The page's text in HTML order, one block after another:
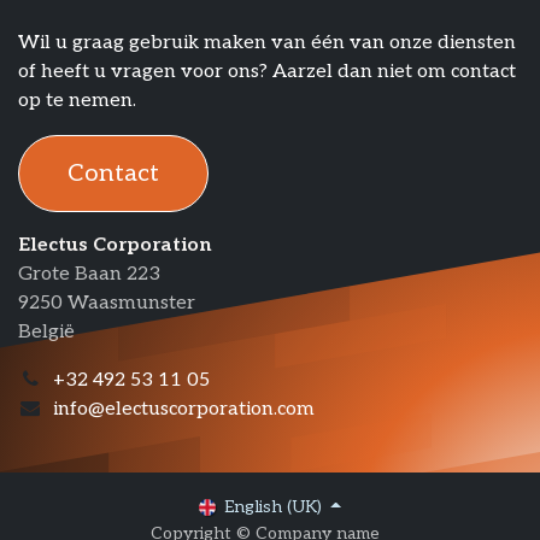
Wil u graag gebruik maken van één van onze diensten
of heeft u vragen voor ons? Aarzel dan niet om contact
op te nemen.
Contact​​​​​​
Electus Corporation
Grote Baan 223
9250 Waasmunster
België
+32 492 53 11 05
info@electuscorporation.com
Copyright © Company name
English (UK)